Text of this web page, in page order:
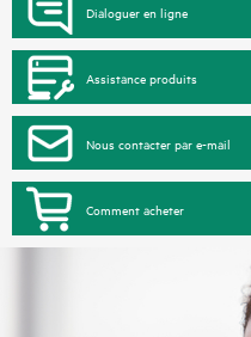
Dialoguer en ligne
Assistance produits
Nous contacter par e-mail
Comment acheter